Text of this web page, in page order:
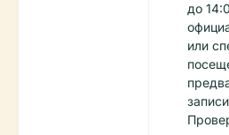
до
или